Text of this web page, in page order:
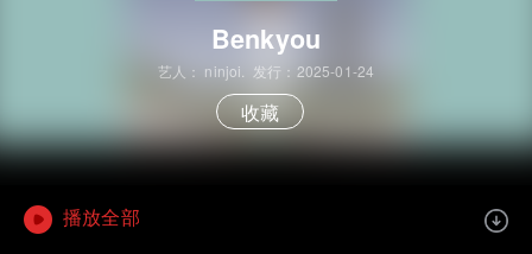
Benkyou
艺人： ninjoi. 发行：2025-01-24
收藏
播放全部